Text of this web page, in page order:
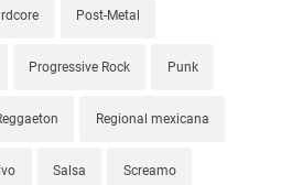
Post-Metal
Progressive Rock Punk
Regional mexicana
Salsa Screamo